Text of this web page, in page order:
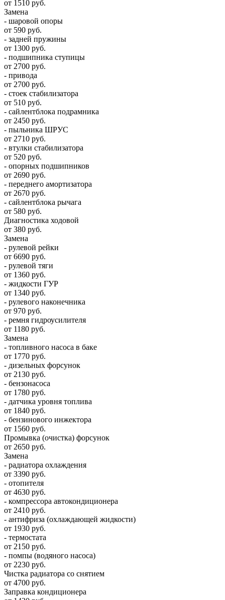
от 1510 руб.
Замена
- шаровой опоры
от 590 руб.
- задней пружины
от 1300 руб.
- подшипника ступицы
от 2700 руб.
- привода
от 2700 руб.
- стоек стабилизатора
от 510 руб.
- сайлентблока подрамника
от 2450 руб.
- пыльника ШРУС
от 2710 руб.
- втулки стабилизатора
от 520 руб.
- опорных подшипников
от 2690 руб.
- переднего амортизатора
от 2670 руб.
- сайлентблока рычага
от 580 руб.
Диагностика ходовой
от 380 руб.
Замена
- рулевой рейки
от 6690 руб.
- рулевой тяги
от 1360 руб.
- жидкости ГУР
от 1340 руб.
- рулевого наконечника
от 970 руб.
- ремня гидроусилителя
от 1180 руб.
Замена
- топливного насоса в баке
от 1770 руб.
- дизельных форсунок
от 2130 руб.
- бензонасоса
от 1780 руб.
- датчика уровня топлива
от 1840 руб.
- бензинового инжектора
от 1560 руб.
Промывка (очистка) форсунок
от 2650 руб.
Замена
- радиатора охлаждения
от 3390 руб.
- отопителя
от 4630 руб.
- компрессора автокондиционера
от 2410 руб.
- антифриза (охлаждающей жидкости)
от 1930 руб.
- термостата
от 2150 руб.
- помпы (водяного насоса)
от 2230 руб.
Чистка радиатора со снятием
от 4700 руб.
Заправка кондиционера